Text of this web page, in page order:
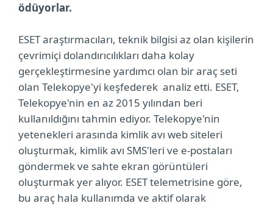
ödüyorlar.
ESET araştırmacıları, teknik bilgisi az olan kişilerin
çevrimiçi dolandırıcılıkları daha kolay
gerçekleştirmesine yardımcı olan bir araç seti
olan Telekopye'yi keşfederek analiz etti. ESET,
Telekopye'nin en az 2015 yılından beri
kullanıldığını tahmin ediyor. Telekopye'nin
yetenekleri arasında kimlik avı web siteleri
oluşturmak, kimlik avı SMS'leri ve e-postaları
göndermek ve sahte ekran görüntüleri
oluşturmak yer alıyor. ESET telemetrisine göre,
bu araç hala kullanımda ve aktif olarak